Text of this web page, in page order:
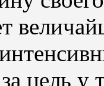
цель у